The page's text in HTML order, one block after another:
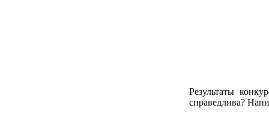
Результаты
справедлива?